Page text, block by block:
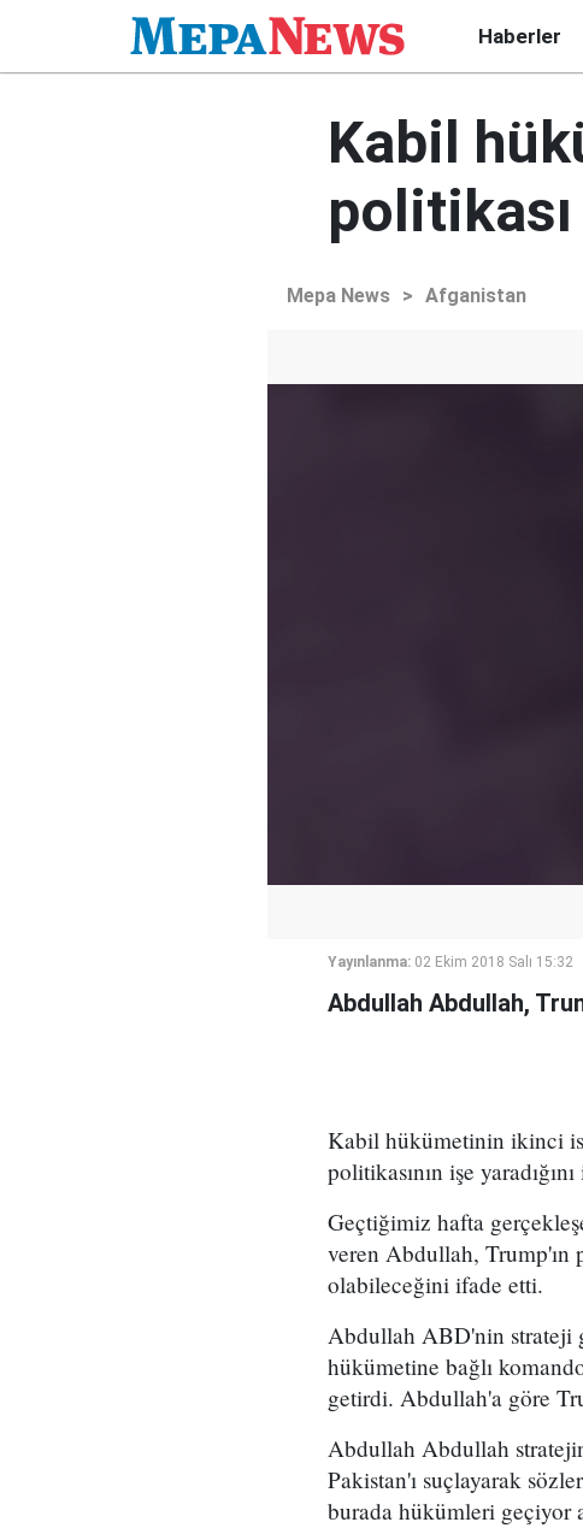
Haberler
Kabil
Mepa News > Afganistan
Yayınlanma: 02 Ekim 2018 Salı 15:32
Abdullah Abdullah,
Kabil hükümetinin ikinci
politikasının işe
Geçtiğimiz hafta
veren Abdullah, Trump'ın
olabileceğini ifade etti.
Abdullah ABD'nin strateji
hükümetine bağlı
getirdi. Abdullah'a göre
Abdullah Abdullah
Pakistan'ı suçlayarak
burada hükümleri geçiyor